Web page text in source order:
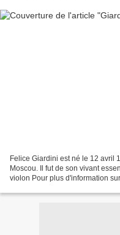
Felice Giardini est né le 12 avril
Moscou. Il fut de son vivant
violon Pour plus d'information